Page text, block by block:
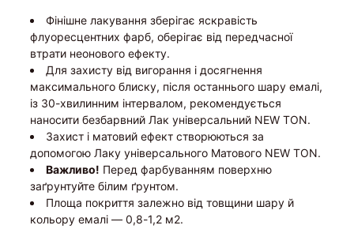
Фінішне лакування зберігає яскравість
флуоресцентних фарб, оберігає від передчасної
втрати неонового ефекту.
Для захисту від вигорання і досягнення
максимального блиску, після останнього шару емалі,
із 30-хвилинним інтервалом, рекомендується
наносити безбарвний Лак універсальний NEW TON.
Захист і матовий ефект створюються за
допомогою Лаку універсального Матового NEW TON.
Важливо! Перед фарбуванням поверхню
заґрунтуйте білим ґрунтом.
Площа покриття залежно від товщини шару й
кольору емалі — 0,8-1,2 м2.